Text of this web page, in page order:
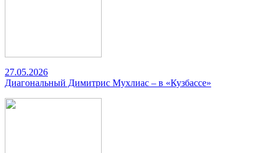
27.05.2026
Диагональный Димитрис Мухлиас – в «Кузбассе»